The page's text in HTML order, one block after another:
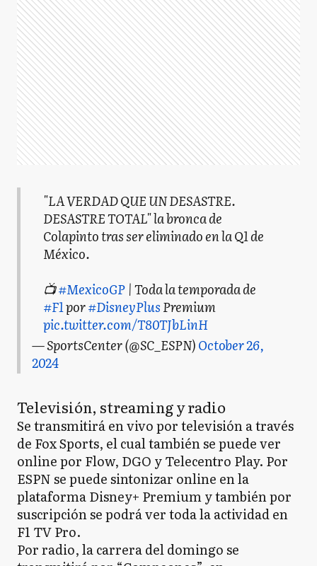
"LA VERDAD QUE UN DESASTRE.
DESASTRE TOTAL" la bronca de
Colapinto tras ser eliminado en la Q1 de
México.
📺#MexicoGP | Toda la temporada de
#F1por#DisneyPlusPremium
pic.twitter.com/T80TJbLinH
— SportsCenter (@SC_ESPN)October 26,
2024
Televisión, streaming y radio
Se transmitirá en vivo por televisión a través
de Fox Sports, el cual también se puede ver
online por Flow, DGO y Telecentro Play. Por
ESPN se puede sintonizar online en la
plataforma Disney+ Premium y también por
suscripción se podrá ver toda la actividad en
F1 TV Pro.
Por radio, la carrera del domingo se